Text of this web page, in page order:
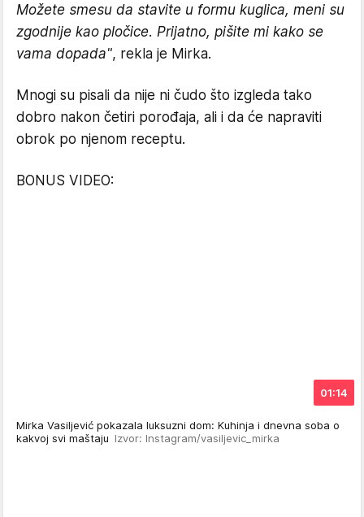
Možete smesu da stavite u formu kuglica, meni su
zgodnije kao pločice. Prijatno, pišite mi kako se
vama dopada", rekla je Mirka.
Mnogi su pisali da nije ni čudo što izgleda tako
dobro nakon četiri porođaja, ali i da će napraviti
obrok po njenom receptu.
BONUS VIDEO:
01:14
Mirka Vasiljević pokazala luksuzni dom: Kuhinja i dnevna soba o
kakvoj svi maštaju Izvor: Instagram/vasiljevic_mirka